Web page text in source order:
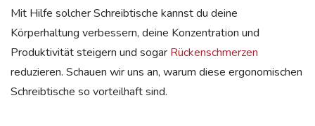
Mit Hilfe solcher Schreibtische kannst du deine
Körperhaltung verbessern, deine Konzentration und
Produktivität steigern und sogar Rückenschmerzen
reduzieren. Schauen wir uns an, warum diese ergonomischen
Schreibtische so vorteilhaft sind.